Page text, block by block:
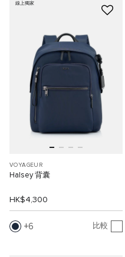
線上獨家
VOYAGEUR
Halsey 背囊
HK$4,300
6 比較